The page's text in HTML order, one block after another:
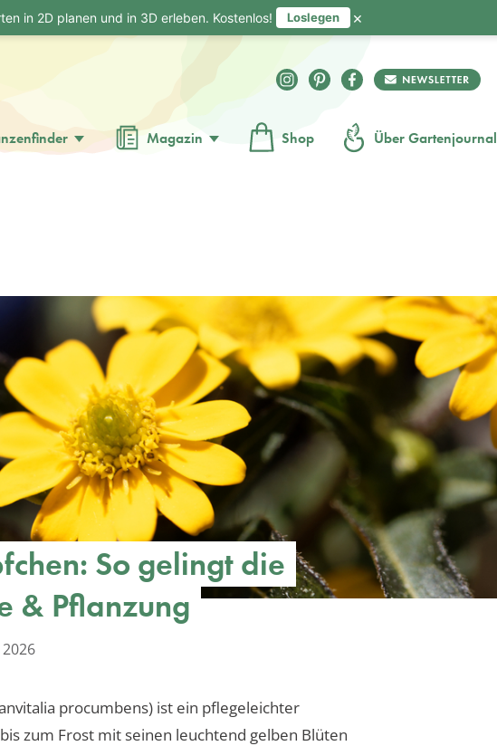
Magazin Shop Über Gartenjournal
So gelingt die
& Pflanzung
2026
procumbens) ist ein pflegeleichter
zum Frost mit seinen leuchtend gelben Blüten
in 2D planen und in 3D erleben. Kostenlos! Loslegen ×